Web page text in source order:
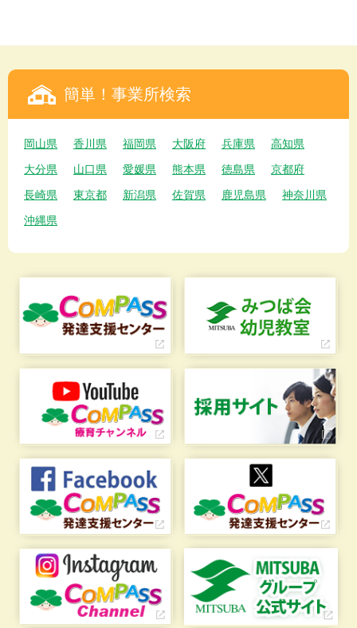
簡単！事業所検索
岡山県 香川県 福岡県 大阪府 兵庫県
高知県
大分県
山口県 愛媛県 熊本県 徳島県
京都府
長崎県
東京都 新潟県 佐賀県 鹿児島県
神奈川県
沖縄県